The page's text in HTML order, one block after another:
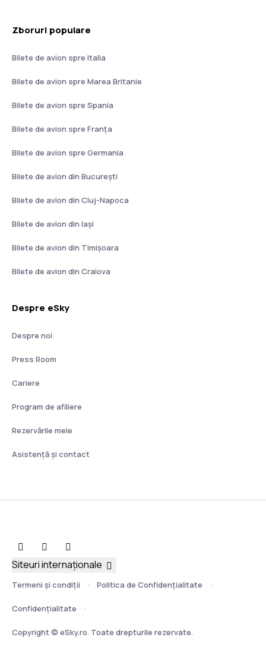
Zboruri populare
Bilete de avion spre Italia
Bilete de avion spre Marea Britanie
Bilete de avion spre Spania
Bilete de avion spre Franţa
Bilete de avion spre Germania
Bilete de avion din București
Bilete de avion din Cluj-Napoca
Bilete de avion din Iași
Bilete de avion din Timișoara
Bilete de avion din Craiova
Despre eSky
Despre noi
Press Room
Cariere
Program de afiliere
Rezervările mele
Asistenţă şi contact
Termeni şi condiţii Politica de Confidențialitate
Confidențialitate
Copyright © eSky.ro. Toate drepturile rezervate.
Siteuri internaționale